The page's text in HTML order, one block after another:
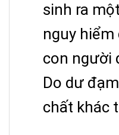
sinh ra
nguy
con người
Do dư
chất khác